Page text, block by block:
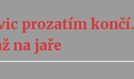
Stávám se kapkou
30. 7. 2026
Letní koncerty ve Stromovce:
Kolchoz a Jenakaši
prozatím končí.
na jaře